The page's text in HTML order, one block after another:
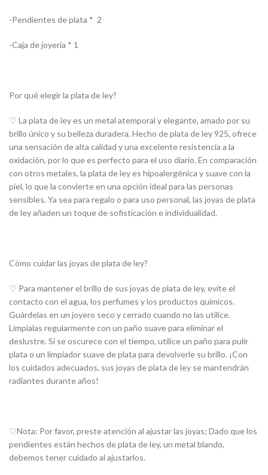
-Pendientes de plata * 2
-Caja de joyería * 1
Por qué elegir la plata de ley?
♡ La plata de ley es un metal atemporal y elegante, amado por su
brillo único y su belleza duradera. Hecho de plata de ley 925, ofrece
una sensación de alta calidad y una excelente resistencia a la
oxidación, por lo que es perfecto para el uso diario. En comparación
con otros metales, la plata de ley es hipoalergénica y suave con la
piel, lo que la convierte en una opción ideal para las personas
sensibles. Ya sea para regalo o para uso personal, las joyas de plata
de ley añaden un toque de sofisticación e individualidad.
Cómo cuidar las joyas de plata de ley?
♡ Para mantener el brillo de sus joyas de plata de ley, evite el
contacto con el agua, los perfumes y los productos químicos.
Guárdelas en un joyero seco y cerrado cuando no las utilice.
Límpialas regularmente con un paño suave para eliminar el
deslustre. Si se oscurece con el tiempo, utilice un paño para pulir
plata o un limpiador suave de plata para devolverle su brillo. ¡Con
los cuidados adecuados, sus joyas de plata de ley se mantendrán
radiantes durante años!
♡Nota: Por favor, preste atención al ajustar las joyas; Dado que los
pendientes están hechos de plata de ley, un metal blando,
debemos tener cuidado al ajustarlos.